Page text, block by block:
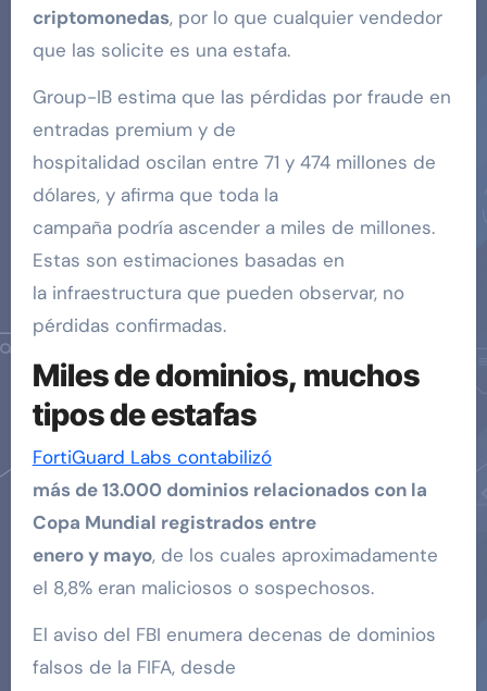
criptomonedas, por lo que cualquier vendedor
que las solicite es una estafa.
Group-IB estima que las pérdidas por fraude en
entradas premium y de
hospitalidad oscilan entre 71 y 474 millones de
dólares, y afirma que toda la
campaña podría ascender a miles de millones.
Estas son estimaciones basadas en
la infraestructura que pueden observar, no
pérdidas confirmadas.
Miles de dominios, muchos
tipos de estafas
FortiGuard Labs contabilizó
más de 13.000 dominios relacionados con la
Copa Mundial registrados entre
enero y mayo, de los cuales aproximadamente
el 8,8% eran maliciosos o sospechosos.
El aviso del FBI enumera decenas de dominios
falsos de la FIFA, desde